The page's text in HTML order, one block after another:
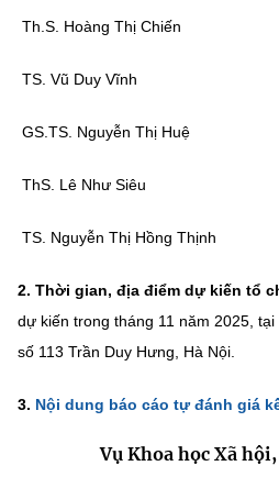
Liên hệ
Điện thoại: 024 3936 9506
©2026 Bản quyền thuộc Bộ Khoa
website này)
Th.S. Hoàng Thị Chiến
TS. Vũ Duy Vĩnh
GS.TS. Nguyễn Thị Huệ
ThS. Lê Như Siêu
TS. Nguyễn Thị Hồng Thịnh
2. Thời gian, địa điểm dự kiến tổ
dự kiến trong tháng 11 năm 2025, tại
số 113 Trần Duy Hưng, Hà Nội.
3. Nội dung báo cáo tự đánh giá
Vụ Khoa học Xã